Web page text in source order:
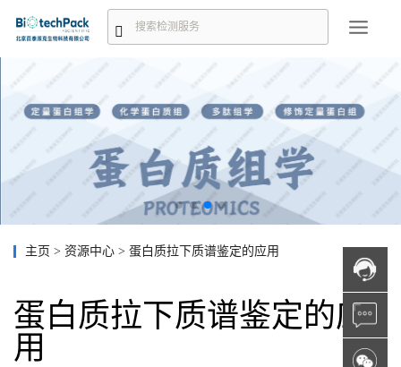
主页 > 资源中心 > 蛋白质拉下质谱鉴定的应用
蛋白质拉下质谱鉴定的应
用